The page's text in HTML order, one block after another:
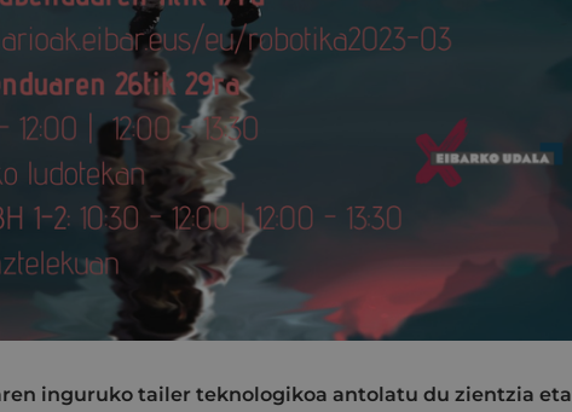
inguruko tailer teknologikoa antolatu du zientzia eta